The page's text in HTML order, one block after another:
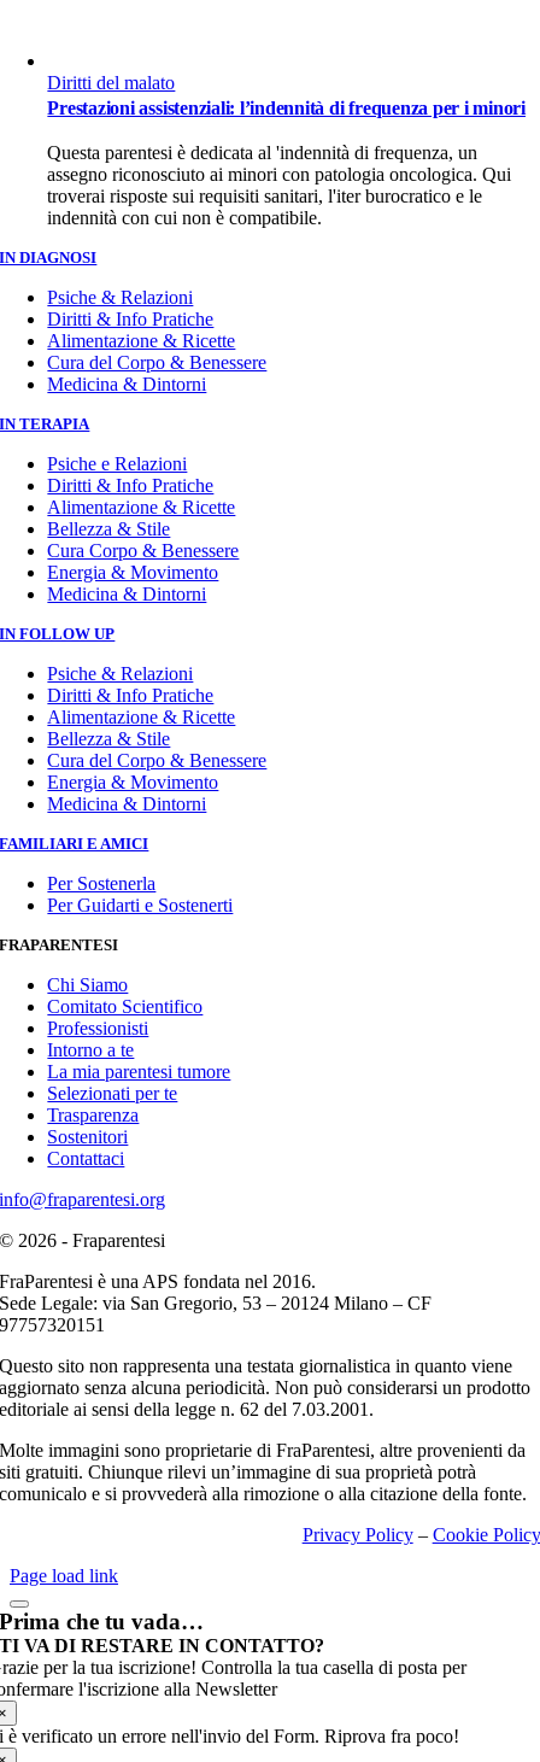
Diritti del malato
Prestazioni assistenziali: l’indennità di frequenza per i minori
Questa parentesi è dedicata al 'indennità di frequenza, un
assegno riconosciuto ai minori con patologia oncologica. Qui
troverai risposte sui requisiti sanitari, l'iter burocratico e le
indennità con cui non è compatibile.
IN DIAGNOSI
Psiche & Relazioni
Diritti & Info Pratiche
Alimentazione & Ricette
Cura del Corpo & Benessere
Medicina & Dintorni
IN TERAPIA
Psiche e Relazioni
Diritti & Info Pratiche
Alimentazione & Ricette
Bellezza & Stile
Cura Corpo & Benessere
Energia & Movimento
Medicina & Dintorni
IN FOLLOW UP
Psiche & Relazioni
Diritti & Info Pratiche
Alimentazione & Ricette
Bellezza & Stile
Cura del Corpo & Benessere
Energia & Movimento
Medicina & Dintorni
FAMILIARI E AMICI
Per Sostenerla
Per Guidarti e Sostenerti
FRAPARENTESI
Chi Siamo
Comitato Scientifico
Professionisti
Intorno a te
La mia parentesi tumore
Selezionati per te
Trasparenza
Sostenitori
Contattaci
info@fraparentesi.org
© 2026 - Fraparentesi
FraParentesi è una APS fondata nel 2016.
Sede Legale: via San Gregorio, 53 – 20124 Milano – CF
97757320151
Questo sito non rappresenta una testata giornalistica in quanto viene
aggiornato senza alcuna periodicità. Non può considerarsi un prodotto
editoriale ai sensi della legge n. 62 del 7.03.2001.
Molte immagini sono proprietarie di FraParentesi, altre provenienti da
siti gratuiti. Chiunque rilevi un’immagine di sua proprietà potrà
comunicalo e si provvederà alla rimozione o alla citazione della fonte.
Privacy Policy– Cookie Policy
Page load link
Prima che tu vada…
TI VA DI RESTARE IN CONTATTO?
per la tua iscrizione! Controlla la tua casella di posta per
l'iscrizione alla Newsletter
è verificato un errore nell'invio del Form. Riprova fra poco!